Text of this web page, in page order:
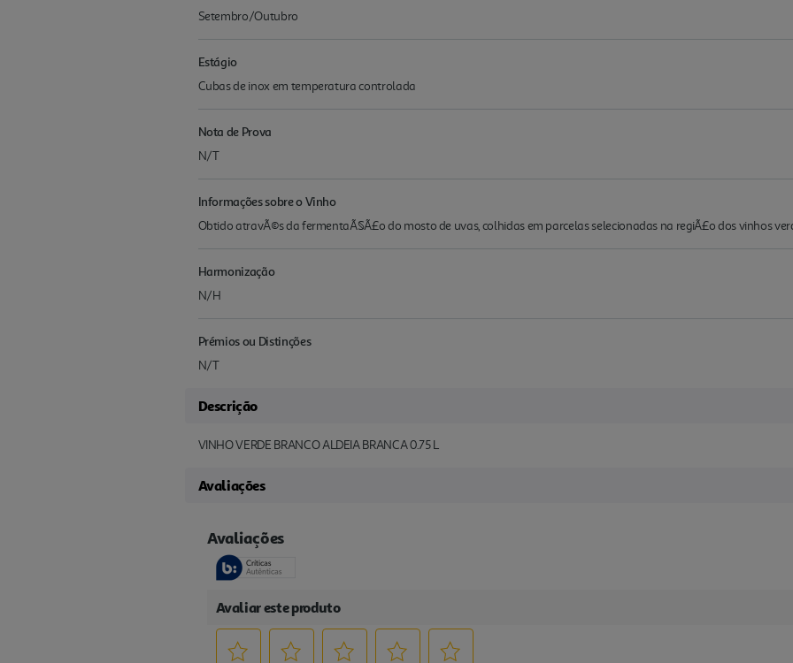
Setembro/Outubro
Estágio
Cubas de inox em temperatura controlada
Nota de Prova
N/T
Informações sobre o Vinho
Obtido atravÃ©s da fermentaÃ§Ã£o do mosto de uvas, colhidas em parcelas selecionadas na regiÃ£o dos vinhos
Harmonização
N/H
Prémios ou Distinções
N/T
Descrição
VINHO VERDE BRANCO ALDEIA BRANCA 0.75 L
Avaliações